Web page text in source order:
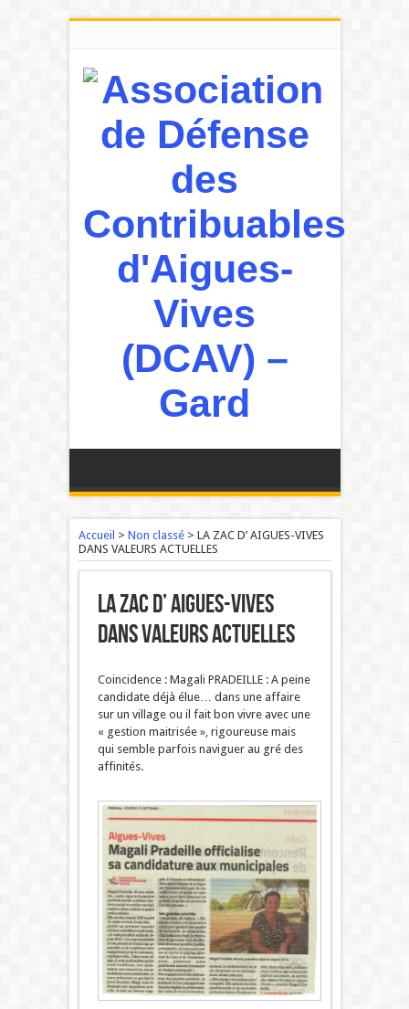
Accueil > Non classé> LA ZAC D’ AIGUES-VIVES
DANS VALEURS ACTUELLES
LA ZAC D’ AIGUES-VIVES
DANS VALEURS ACTUELLES
Coincidence : Magali PRADEILLE : A peine
candidate déjà élue… dans une affaire
sur un village ou il fait bon vivre avec une
« gestion maitrisée », rigoureuse mais
qui semble parfois naviguer au gré des
affinités.